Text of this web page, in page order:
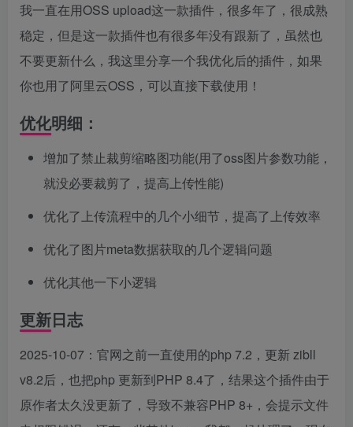
我一直在用OSS upload这一款插件，很多年了，很成熟
稳定，但是这一款插件也有很多年没有跟新了，虽然也
不要更新什么，我这里分享一个我优化后的插件，如果
你也用了阿里云OSS，可以直接下载使用！
优化明细：
增加了禁止裁剪缩略图功能(用了oss图片参数功能，
就没必要裁剪了，提高上传性能)
优化了上传流程中的几个小细节，提高了上传效率
优化了图片meta数据获取的几个逻辑问题
优化其他一下小逻辑
更新日志
2025-10-07：官网之前一直使用的php 7.2，更新 zibll
v8.2后，也把php 更新到PHP 8.4了，结果这个插件由于
原作者太久没更新了，导致不兼容PHP 8+，会提示文件